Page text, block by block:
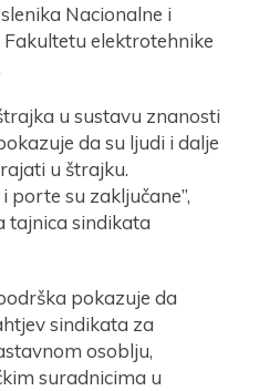
Nacionalne i
Fakultetu elektrotehnike
u sustavu znanosti
da su ljudi i dalje
u štrajku.
su zaključane”,
tajnica sindikata
pokazuje da
sindikata za
osoblju,
suradnicima u